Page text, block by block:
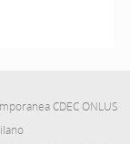
CDEC ONLUS